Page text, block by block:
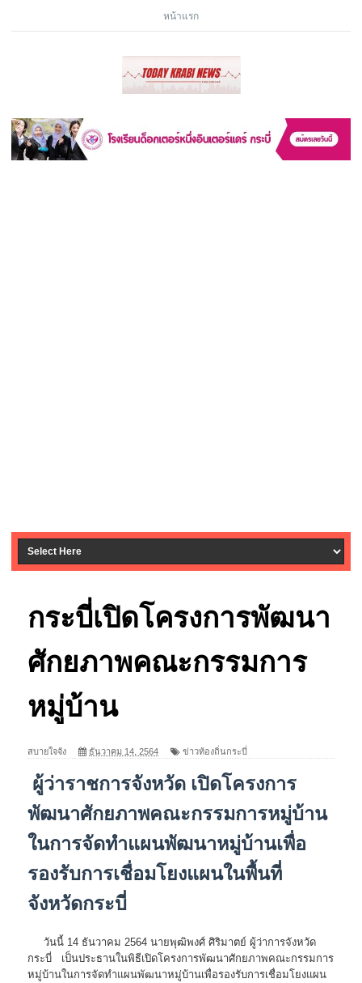
หน้าแรก
กระบี่เปิดโครงการพัฒนา
ศักยภาพคณะกรรมการ
หมู่บ้าน
สบายใจจัง ธันวาคม 14, 2564 ข่าวท้องถิ่นกระบี่
ผู้ว่าราชการจังหวัด เปิดโครงการ
พัฒนาศักยภาพคณะกรรมการหมู่บ้าน
ในการจัดทำแผนพัฒนาหมู่บ้านเพื่อ
รองรับการเชื่อมโยงแผนในพื้นที่
จังหวัดกระบี่
วันนี้ 14 ธันวาคม 2564 นายพุฒิพงศ์ ศิริมาตย์ ผู้ว่าการจังหวัด
กระบี่ เป็นประธานในพิธีเปิดโครงการพัฒนาศักยภาพคณะกรรมการ
หมู่บ้านในการจัดทำแผนพัฒนาหมู่บ้านเพื่อรองรับการเชื่อมโยงแผน